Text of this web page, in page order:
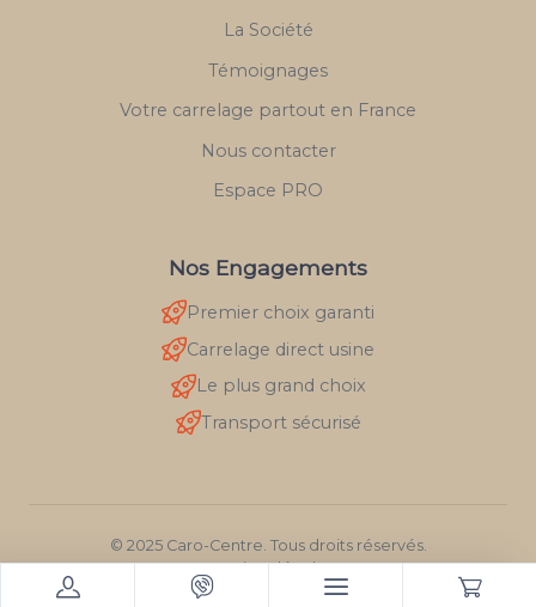
La Société
Témoignages
Votre carrelage partout en France
Nous contacter
Espace PRO
Nos Engagements
Premier choix garanti
Carrelage direct usine
Le plus grand choix
Transport sécurisé
© 2025 Caro-Centre. Tous droits réservés.
Mentions légales